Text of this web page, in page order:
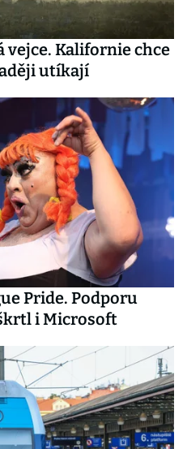
vejce. Kalifornie chce
utíkají
Pride. Podporu
i Microsoft